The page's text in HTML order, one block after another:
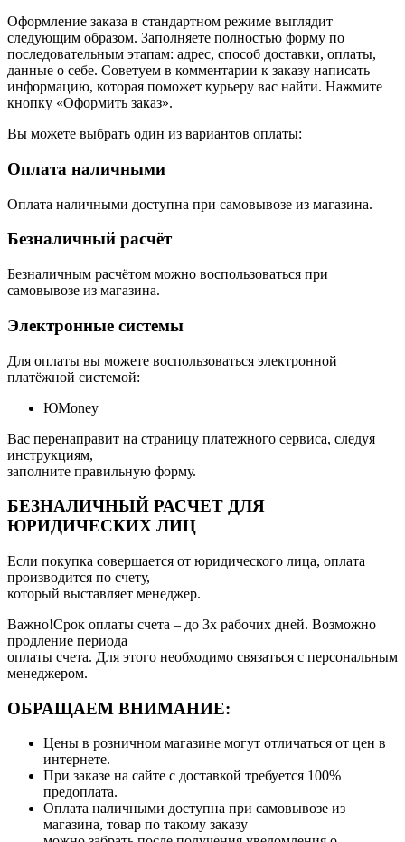
Оформление заказа в стандартном режиме выглядит
следующим образом. Заполняете полностью форму по
последовательным этапам: адрес, способ доставки, оплаты,
данные о себе. Советуем в комментарии к заказу написать
информацию, которая поможет курьеру вас найти. Нажмите
кнопку «Оформить заказ».
Вы можете выбрать один из вариантов оплаты:
Оплата наличными
Оплата наличными доступна при самовывозе из магазина.
Безналичный расчёт
Безналичным расчётом можно воспользоваться при
самовывозе из магазина.
Электронные системы
Для оплаты вы можете воспользоваться электронной
платёжной системой:
ЮMoney
Вас перенаправит на страницу платежного сервиса, следуя
инструкциям,
заполните правильную форму.
БЕЗНАЛИЧНЫЙ РАСЧЕТ ДЛЯ
ЮРИДИЧЕСКИХ ЛИЦ
Если покупка совершается от юридического лица, оплата
производится по счету,
который выставляет менеджер.
Важно!Срок оплаты счета – до 3х рабочих дней. Возможно
продление периода
оплаты счета. Для этого необходимо связаться с персональным
менеджером.
ОБРАЩАЕМ ВНИМАНИЕ:
Цены в розничном магазине могут отличаться от цен в
интернете.
При заказе на сайте с доставкой требуется 100%
предоплата.
Оплата наличными доступна при самовывозе из
магазина, товар по такому заказу